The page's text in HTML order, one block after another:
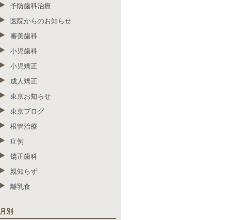
予防歯科治療
医院からのお知らせ
審美歯科
小児歯科
小児矯正
成人矯正
東京お知らせ
東京ブログ
根管治療
症例
矯正歯科
親知らず
離乳食
月別